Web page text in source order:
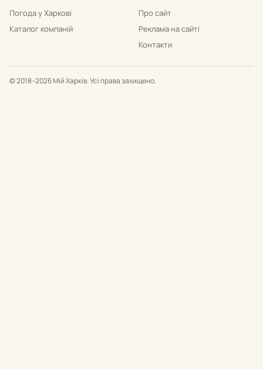
Погода у Харкові
Каталог компаній
Про сайт
Реклама на сайті
Контакти
© 2018–2026 Мій Харків. Усі права захищено.